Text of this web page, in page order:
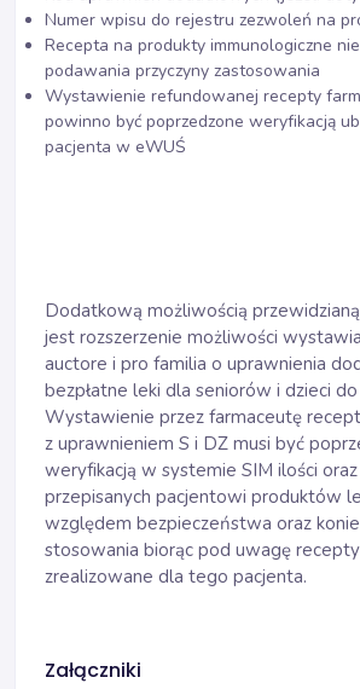
Numer wpisu do rejestru zezwoleń na
Recepta na produkty immunologiczne
podawania przyczyny zastosowania
Wystawienie refundowanej recepty
powinno być poprzedzone weryfikacją
pacjenta w eWUŚ
Dodatkową możliwością
jest rozszerzenie możliwości
auctore i pro familia o uprawnienia
bezpłatne leki dla seniorów i dzieci
Wystawienie przez farmaceutę
z uprawnieniem S i DZ musi być
weryfikacją w systemie SIM ilości
przepisanych pacjentowi produktów
względem bezpieczeństwa oraz
stosowania biorąc pod uwagę
zrealizowane dla tego pacjenta.
Załączniki